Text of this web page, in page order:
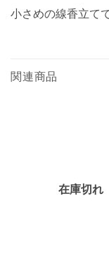
小さめの線香立て
関連商品
在庫切れ